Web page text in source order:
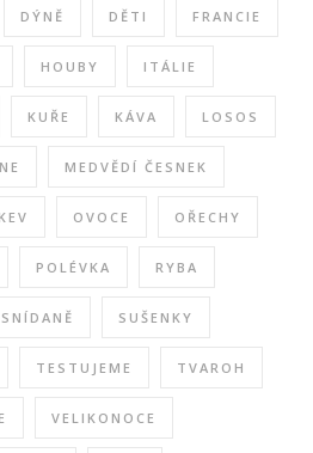
DÝNĚ DĚTI FRANCIE
HOUBY ITÁLIE
KUŘE KÁVA LOSOS
MEDVĚDÍ ČESNEK
OVOCE OŘECHY
POLÉVKA RYBA
SNÍDANĚ SUŠENKY
TESTUJEME TVAROH
VELIKONOCE